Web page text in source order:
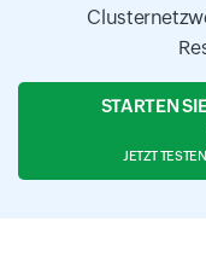
STARTEN
JETZT